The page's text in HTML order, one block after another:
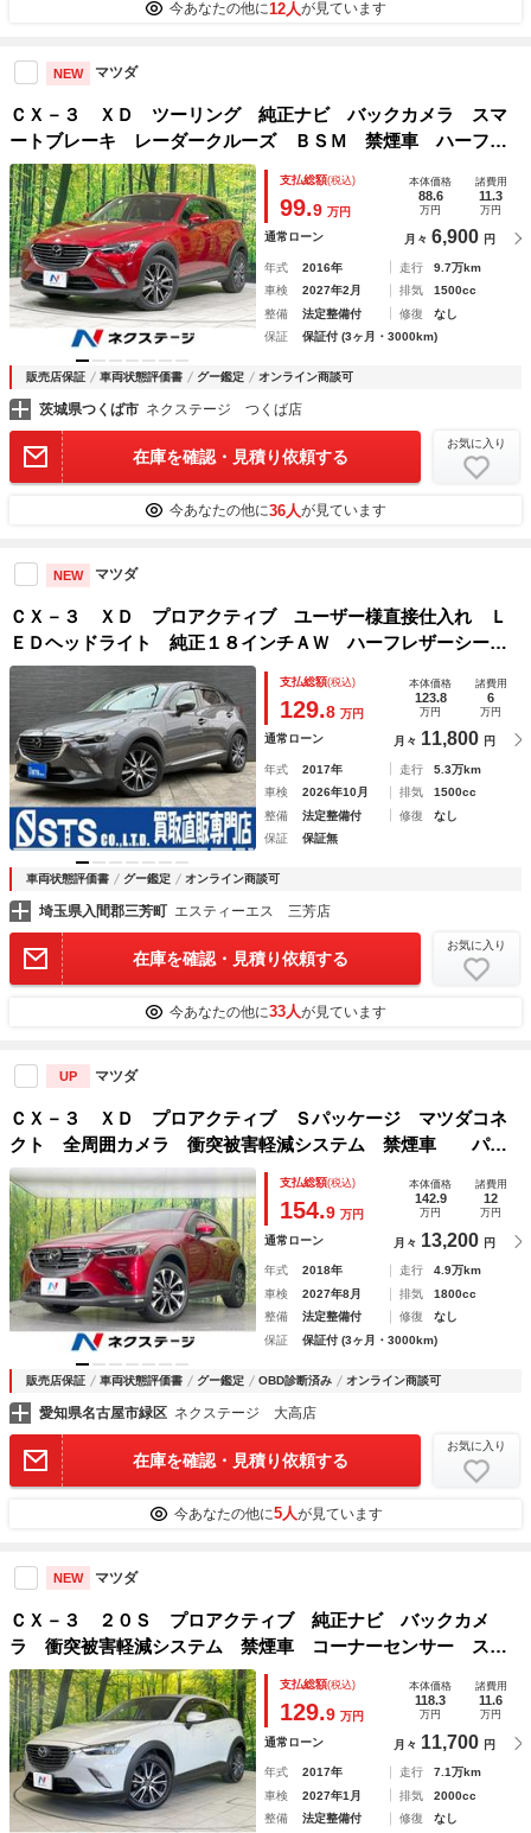
今あなたの他に12人が見ています
NEW マツダ
ＣＸ－３ ＸＤ ツーリング 純正ナビ バックカメラ スマ
ートブレーキ レーダークルーズ ＢＳＭ 禁煙車 ハーフレ
ザーシート ＨＵＤ ＬＥＤヘッド オートライト 純正１８
インチＡＷ 純正革巻きステアリング ＥＴＣ スマートキー
支払総額(税込)
99.9 万円
本体価格
88.6
万円
諸費用
11.3
万円
通常ローン 月々 6,900 円
年式 2016年 走行
9.7万km
車検
2027年2月 排気
1500cc
整備
法定整備付 修復
なし
保証
保証付 (3ヶ月・3000km)
販売店保証 車両状態評価書 グー鑑定 オンライン商談可
茨城県つくば市 ネクステージ つくば店
在庫を確認・見積り依頼する
お気に入り
今あなたの他に36人が見ています
NEW マツダ
ＣＸ－３ ＸＤ プロアクティブ ユーザー様直接仕入れ Ｌ
ＥＤヘッドライト 純正１８インチＡＷ ハーフレザーシー
ト 純正ナビ フルセグＴＶ Ｂｌｕｅｔｏｏｔｈ バックモ
ニター ＢＯＳＥサウンド レーダークルーズ ドラレコ Ｅ
ＴＣ車載器
支払総額(税込)
129.8 万円
本体価格
123.8
万円
諸費用
6
万円
通常ローン 月々 11,800 円
年式 2017年 走行
5.3万km
車検
2026年10月 排気
1500cc
整備
法定整備付 修復
なし
保証
保証無
車両状態評価書 グー鑑定 オンライン商談可
埼玉県入間郡三芳町 エスティーエス 三芳店
在庫を確認・見積り依頼する
お気に入り
今あなたの他に33人が見ています
UP マツダ
ＣＸ－３ ＸＤ プロアクティブ Ｓパッケージ マツダコネ
クト 全周囲カメラ 衝突被害軽減システム 禁煙車 パワ
ーシート ドラレコ コーナーセンサー スマートキー ＬＥ
Ｄヘッド ＥＴＣ 純正１８インチアルミ オートエアコン
支払総額(税込)
154.9 万円
本体価格
142.9
万円
諸費用
12
万円
通常ローン 月々 13,200 円
年式 2018年 走行
4.9万km
車検
2027年8月 排気
1800cc
整備
法定整備付 修復
なし
保証
保証付 (3ヶ月・3000km)
販売店保証 車両状態評価書 グー鑑定 OBD診断済み オンライン商談可
愛知県名古屋市緑区 ネクステージ 大高店
在庫を確認・見積り依頼する
お気に入り
今あなたの他に5人が見ています
NEW マツダ
ＣＸ－３ ２０Ｓ プロアクティブ 純正ナビ バックカメ
ラ 衝突被害軽減システム 禁煙車 コーナーセンサー スマ
ートキー ＬＥＤヘッド ビルトインＥＴＣ 純正１８インチ
アルミ 車線逸脱警報 オートライト オートエアコン
支払総額(税込)
129.9 万円
本体価格
118.3
万円
諸費用
11.6
万円
通常ローン 月々 11,700 円
年式 2017年 走行
7.1万km
車検
2027年1月 排気
2000cc
整備
法定整備付 修復
なし